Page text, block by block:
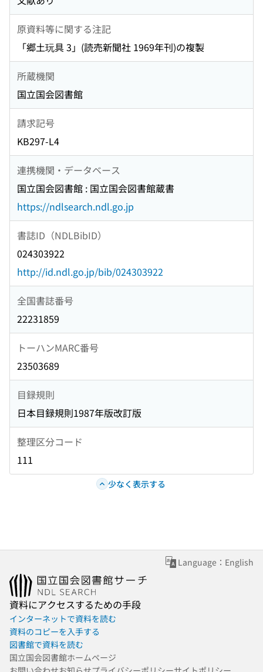
原資料等に関する注記
「郷土玩具 3」(読売新聞社 1969年刊)の複製
所蔵機関
国立国会図書館
請求記号
KB297-L4
連携機関・データベース
国立国会図書館 : 国立国会図書館蔵書
https://ndlsearch.ndl.go.jp
書誌ID（NDLBibID）
024303922
http://id.ndl.go.jp/bib/024303922
全国書誌番号
22231859
トーハンMARC番号
23503689
目録規則
日本目録規則1987年版改訂版
整理区分コード
111
少なく表示する
Language：English
資料にアクセスするための手段
インターネットで資料を読む
資料のコピーを入手する
図書館で資料を読む
国立国会図書館ホームページ